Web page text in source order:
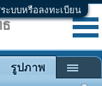
ระบบหรือลงทะเบียน
รูปภาพ